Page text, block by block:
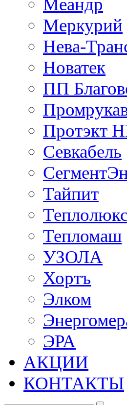
Меандр
Меркурий
Нева-
Новатек
ПП
Протэкт
Севкабель
Тайпит
Тепломаш
УЗОЛА
Хортъ
Элком
ЭРА
АКЦИИ
КОНТАКТЫ